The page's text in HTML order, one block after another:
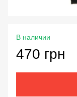
В наличии
470 грн